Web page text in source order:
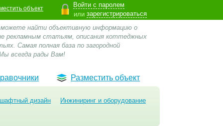
Войти с паролем
или зарегистрироваться
объект
найти объективную информацию о
рекламным статьям, описания коттеджных
Самая полная база по загородной
всегда рады Вам!
Разместить объект
дизайн Инжиниринг и оборудование